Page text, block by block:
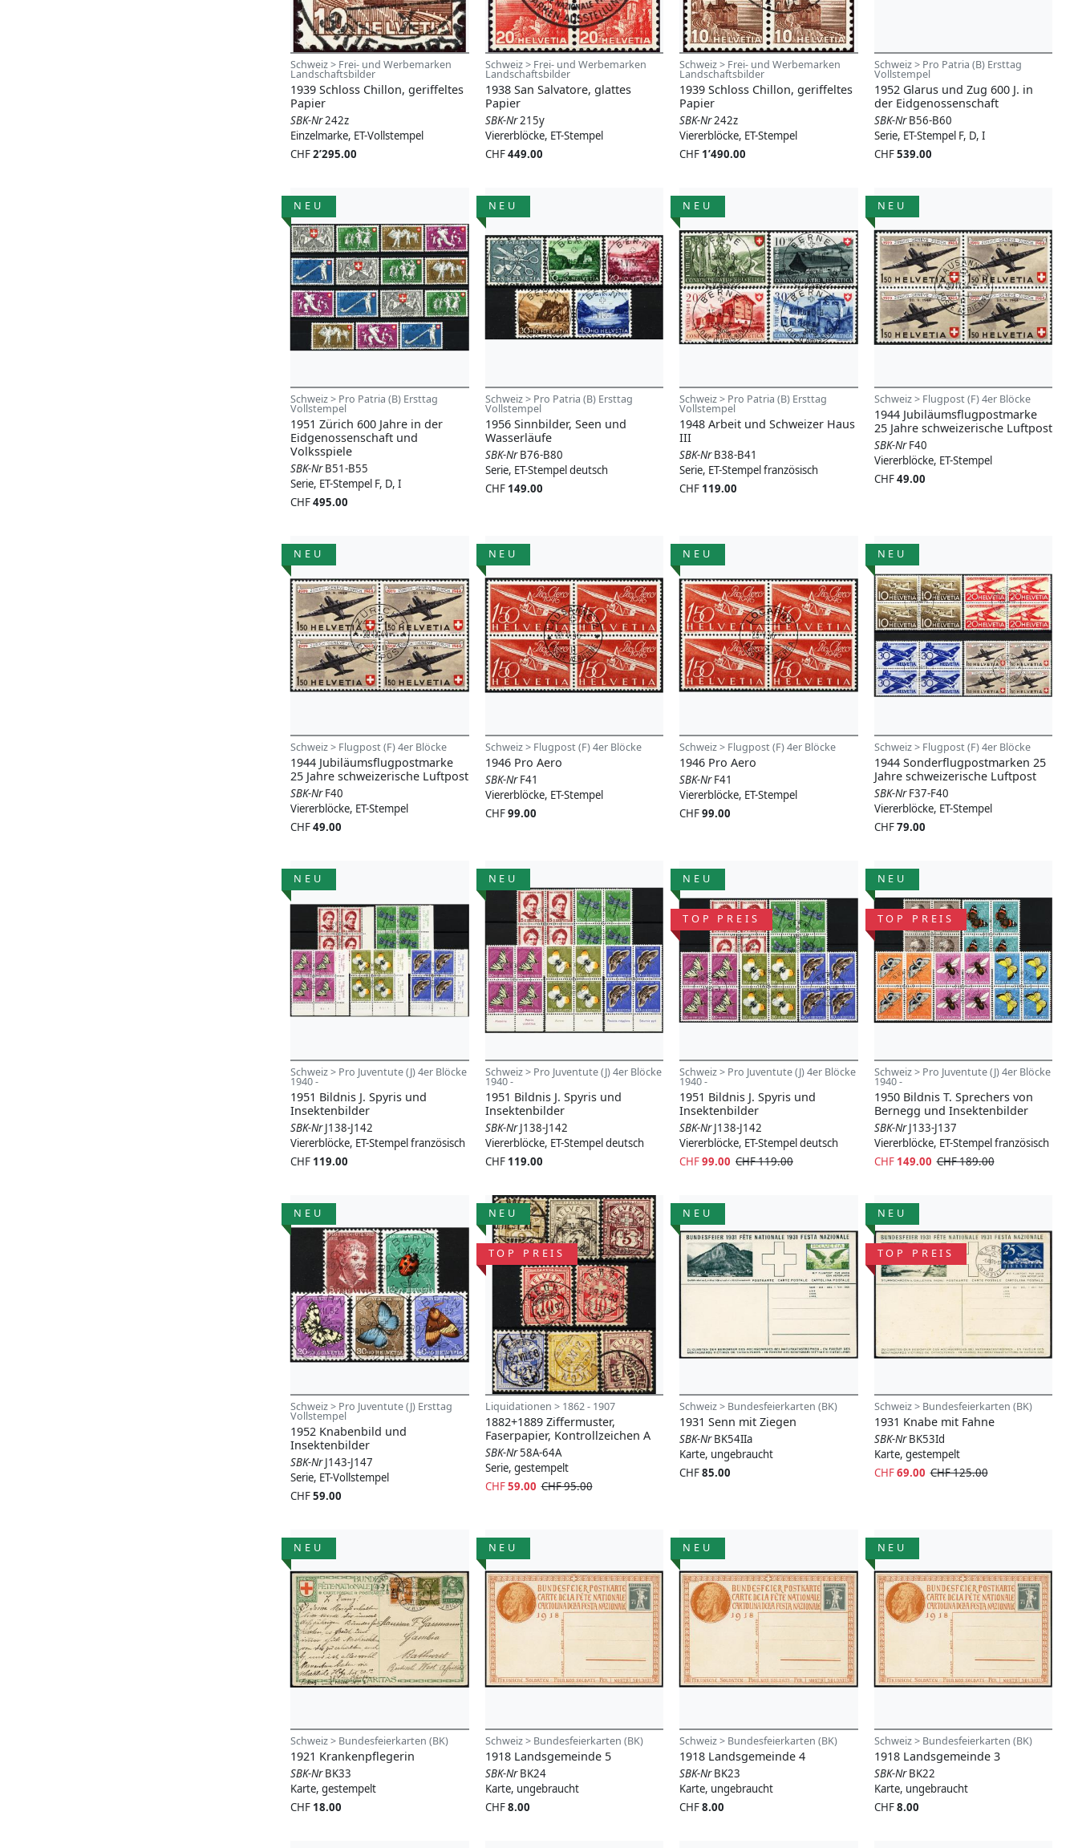
Schweiz > Frei- und Werbemarken
Landschaftsbilder
1939 Schloss Chillon, geriffeltes
Papier
SBK-Nr242z
Einzelmarke, ET-Vollstempel
CHF2’295.00
Schweiz > Frei- und Werbemarken
Landschaftsbilder
1938 San Salvatore, glattes
Papier
SBK-Nr215y
Viererblöcke, ET-Stempel
CHF449.00
Schweiz > Frei- und Werbemarken
Landschaftsbilder
1939 Schloss Chillon, geriffeltes
Papier
SBK-Nr242z
Viererblöcke, ET-Stempel
CHF 1’490.00
Schweiz > Pro Patria (B) Ersttag
Vollstempel
1952 Glarus und Zug 600 J. in
der Eidgenossenschaft
SBK-NrB56-B60
Serie, ET-Stempel F, D, I
CHF539.00
NEU
Schweiz > Pro Patria (B) Ersttag
Vollstempel
1951 Zürich 600 Jahre in der
Eidgenossenschaft und
Volksspiele
SBK-NrB51-B55
Serie, ET-Stempel F, D, I
CHF495.00
NEU
Schweiz > Pro Patria (B) Ersttag
Vollstempel
1956 Sinnbilder, Seen und
Wasserläufe
SBK-NrB76-B80
Serie, ET-Stempel deutsch
CHF 149.00
NEU
Schweiz > Pro Patria (B) Ersttag
Vollstempel
1948 Arbeit und Schweizer Haus
III
SBK-NrB38-B41
Serie, ET-Stempel französisch
CHF 119.00
NEU
Schweiz > Flugpost (F) 4er Blöcke
1944 Jubiläumsflugpostmarke
25 Jahre schweizerische Luftpost
SBK-NrF40
Viererblöcke, ET-Stempel
CHF49.00
NEU
Schweiz > Flugpost (F) 4er Blöcke
1944 Jubiläumsflugpostmarke
25 Jahre schweizerische Luftpost
SBK-NrF40
Viererblöcke, ET-Stempel
CHF49.00
NEU
Schweiz > Flugpost (F) 4er Blöcke
1946 Pro Aero
SBK-NrF41
Viererblöcke, ET-Stempel
CHF99.00
NEU
Schweiz > Flugpost (F) 4er Blöcke
1946 Pro Aero
SBK-NrF41
Viererblöcke, ET-Stempel
CHF99.00
NEU
Schweiz > Flugpost (F) 4er Blöcke
1944 Sonderflugpostmarken 25
Jahre schweizerische Luftpost
SBK-NrF37-F40
Viererblöcke, ET-Stempel
CHF79.00
NEU
Schweiz > Pro Juventute (J) 4er Blöcke
1940 -
1951 Bildnis J. Spyris und
Insektenbilder
SBK-NrJ138-J142
Viererblöcke, ET-Stempel französisch
CHF 119.00
NEU
Schweiz > Pro Juventute (J) 4er Blöcke
1940 -
1951 Bildnis J. Spyris und
Insektenbilder
SBK-NrJ138-J142
Viererblöcke, ET-Stempel deutsch
CHF 119.00
NEU
TOP PREIS
Schweiz > Pro Juventute (J) 4er Blöcke
1940 -
1951 Bildnis J. Spyris und
Insektenbilder
SBK-NrJ138-J142
Viererblöcke, ET-Stempel deutsch
CHF99.00 CHF 119.00
NEU
TOP PREIS
Schweiz > Pro Juventute (J) 4er Blöcke
1940 -
1950 Bildnis T. Sprechers von
Bernegg und Insektenbilder
SBK-NrJ133-J137
Viererblöcke, ET-Stempel französisch
CHF 149.00 CHF 189.00
NEU
Schweiz > Pro Juventute (J) Ersttag
Vollstempel
1952 Knabenbild und
Insektenbilder
SBK-NrJ143-J147
Serie, ET-Vollstempel
CHF59.00
NEU
TOP PREIS
Liquidationen > 1862 - 1907
1882+1889 Ziffermuster,
Faserpapier, Kontrollzeichen A
SBK-Nr58A-64A
Serie, gestempelt
CHF59.00 CHF 95.00
NEU
Schweiz > Bundesfeierkarten (BK)
1931 Senn mit Ziegen
SBK-NrBK54IIa
Karte, ungebraucht
CHF85.00
NEU
TOP PREIS
Schweiz > Bundesfeierkarten (BK)
1931 Knabe mit Fahne
SBK-NrBK53Id
Karte, gestempelt
CHF69.00 CHF 125.00
NEU
Schweiz > Bundesfeierkarten (BK)
1921 Krankenpflegerin
SBK-NrBK33
Karte, gestempelt
CHF 18.00
NEU
Schweiz > Bundesfeierkarten (BK)
1918 Landsgemeinde 5
SBK-NrBK24
Karte, ungebraucht
CHF8.00
NEU
Schweiz > Bundesfeierkarten (BK)
1918 Landsgemeinde 4
SBK-NrBK23
Karte, ungebraucht
CHF8.00
NEU
Schweiz > Bundesfeierkarten (BK)
1918 Landsgemeinde 3
SBK-NrBK22
Karte, ungebraucht
CHF8.00